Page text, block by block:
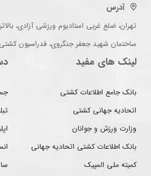
آدرس
تهران، ضلع غربی استادیوم ورزشی آزادی،
ساختمان شهید جعفر جنگروی، فدراسیون
لینک های مفید
بانک جامع اطلاعات کشتی
اتحادیه جهانی کشتی
وزارت ورزش و جوانان
بانک اطلاعات کشتی اتحادیه جهانی
کمیته ملی المپیک